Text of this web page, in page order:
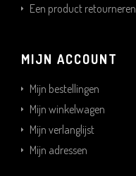
Een product retourneren
MIJN ACCOUNT
Mijn bestellingen
Mijn winkelwagen
Mijn verlanglijst
Mijn adressen